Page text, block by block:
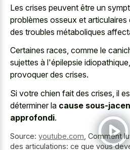
Les crises peuvent être un
problèmes osseux et
des troubles métaboliques
Certaines races, comme le
sujettes à l'épilepsie
provoquer des crises.
Si votre chien fait des crises, il
déterminer la cause sous-
approfondi.
Source: youtube.com Comment
des articulations: ce que vous